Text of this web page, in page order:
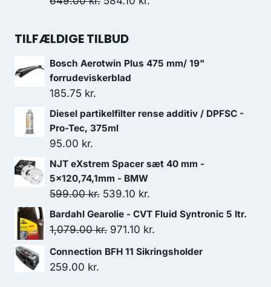
pris
649.00 kr..584.10 kr..
TILFÆLDIGE TILBUD
Bosch Aerotwin Plus 475 mm/ 19"
forrudeviskerblad
185.75 kr.
Diesel partikelfilter rense additiv / DPFSC -
Pro-Tec, 375ml
95.00 kr.
NJT eXstrem Spacer sæt 40 mm -
5x120,74,1mm - BMW
599.00kr. Den
oprindelige
pris
599.00 kr..
539.10 kr.
aktuelle
pris
539.10 kr..
Bardahl Gearolie - CVT Fluid Syntronic 5 ltr.
1,079.00kr. Den
oprindelige
971.10 kr.
aktuelle
Connection BFH 11 Sikringsholder
259.00 kr.